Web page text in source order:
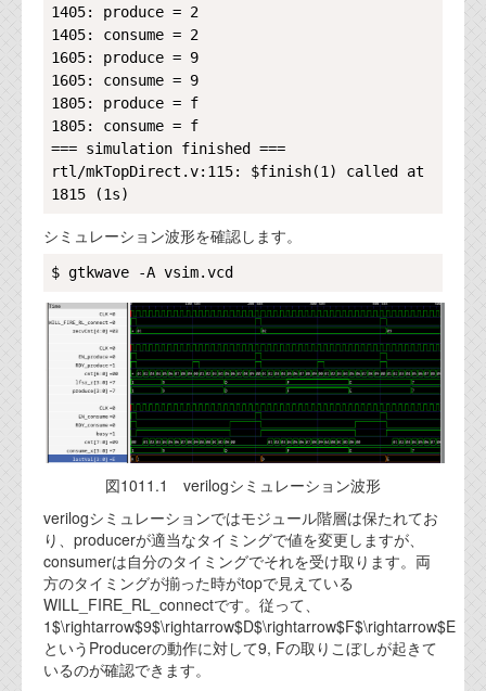
1405: produce = 2
1405: consume = 2
1605: produce = 9
1605: consume = 9
1805: produce = f
1805: consume = f
=== simulation finished ===
rtl/mkTopDirect.v:115: $finish(1) called at
シミュレーション波形を確認します。
図1011.1 verilogシミュレーション波形
verilogシミュレーションではモジュール階層は保たれてお
り、producerが適当なタイミングで値を変更しますが、
consumerは自分のタイミングでそれを受け取ります。両
方のタイミングが揃った時がtopで見えている
WILL_FIRE_RL_connectです。従って、
1$\rightarrow$9$\rightarrow$D$\rightarrow$F$\rightarrow$E
というProducerの動作に対して9, Fの取りこぼしが起きて
いるのが確認できます。